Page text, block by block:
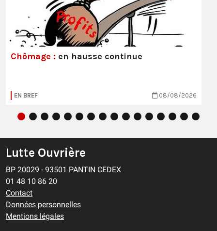
Chômage : en hausse continue
EN BREF 08/08/2026
Lutte Ouvrière
BP 20029 - 93501 PANTIN CEDEX
01 48 10 86 20
Contact
Données personnelles
Mentions légales